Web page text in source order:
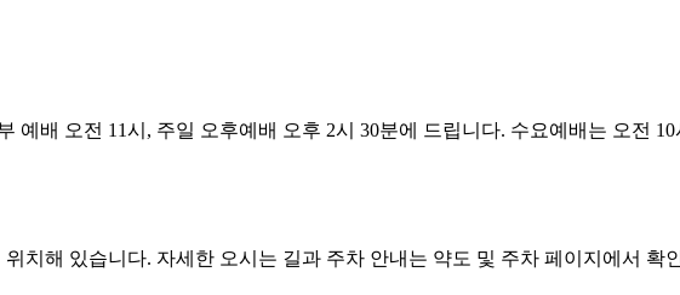
예배 오전 11시, 주일 오후예배 오후 2시 30분에 드립니다. 수요예배는 오전
치해 있습니다. 자세한 오시는 길과 주차 안내는 약도 및 주차 페이지에서 확